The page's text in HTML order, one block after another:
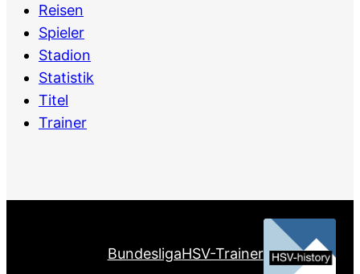
Reisen
Spieler
Stadion
Statistik
Titel
Trainer
BundesligaHSV-Trainer